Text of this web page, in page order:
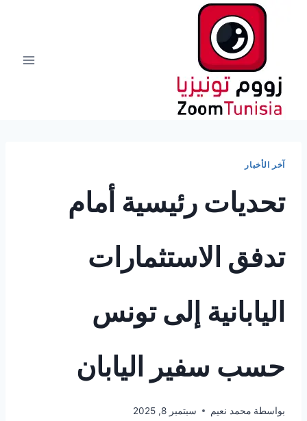
آخر الأخبار
تحديات رئيسية أمام
تدفق الاستثمارات
اليابانية إلى تونس
حسب سفير اليابان
بواسطة محمد نعيم سبتمبر 8, 2025